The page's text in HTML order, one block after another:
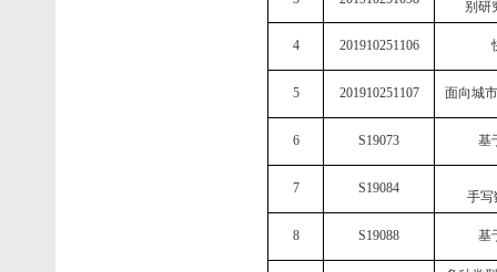
别研
4 201910251106
5 201910251107 面向城
6 S19073 基
7 S19084
手写
8 S19088 基